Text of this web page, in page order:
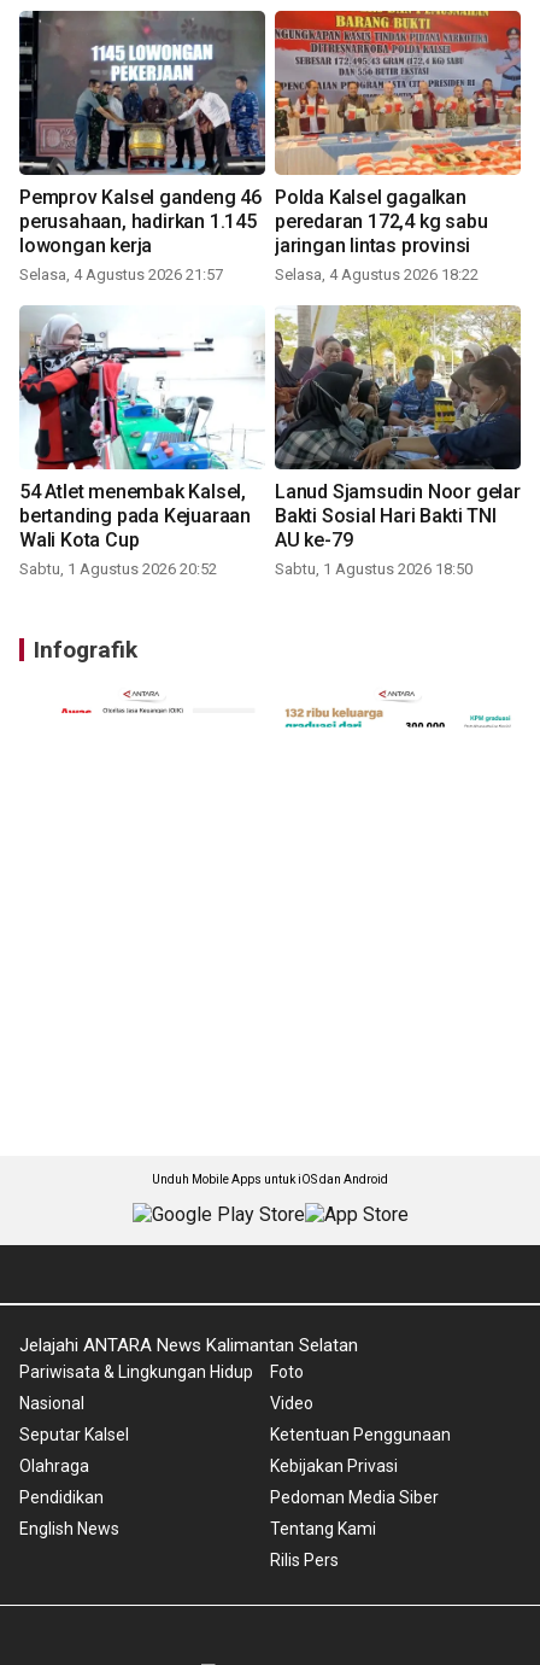
Pemprov Kalsel gandeng 46
perusahaan, hadirkan 1.145
lowongan kerja
Selasa, 4 Agustus 2026 21:57
Polda Kalsel gagalkan
peredaran 172,4 kg sabu
jaringan lintas provinsi
Selasa, 4 Agustus 2026 18:22
54 Atlet menembak Kalsel,
bertanding pada Kejuaraan
Wali Kota Cup
Sabtu, 1 Agustus 2026 20:52
Lanud Sjamsudin Noor gelar
Bakti Sosial Hari Bakti TNI
AU ke-79
Sabtu, 1 Agustus 2026 18:50
Infografik
Unduh Mobile Apps untuk iOS dan Android
Jelajahi ANTARA News Kalimantan Selatan
Pariwisata & Lingkungan Hidup
Nasional
Seputar Kalsel
Olahraga
Pendidikan
English News
Foto
Video
Ketentuan Penggunaan
Kebijakan Privasi
Pedoman Media Siber
Tentang Kami
Rilis Pers